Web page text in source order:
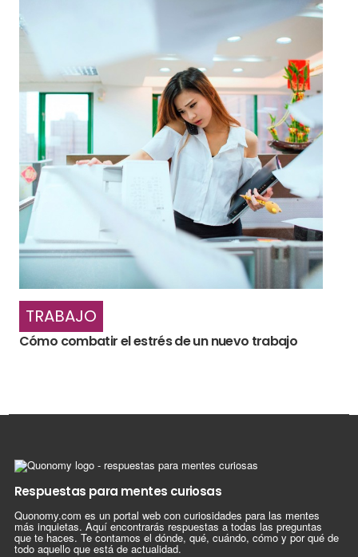
TRABAJO
Cómo combatir el estrés de un nuevo trabajo
Respuestas para mentes curiosas
Quonomy.com es un portal web con curiosidades para las mentes
más inquietas. Aquí encontrarás respuestas a todas las preguntas
que te haces. Te contamos el dónde, qué, cuándo, cómo y por qué de
todo aquello que está de actualidad.